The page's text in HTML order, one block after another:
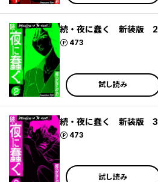
続・夜に蠢く 新装版 2
473
ポイント
試し読み
続・夜に蠢く 新装版 3
473
ポイント
試し読み